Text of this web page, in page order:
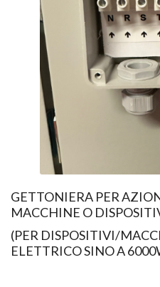
GETTONIERA PER
MACCHINE O
(PER DISPOSITIVI/
ELETTRICO SINO A